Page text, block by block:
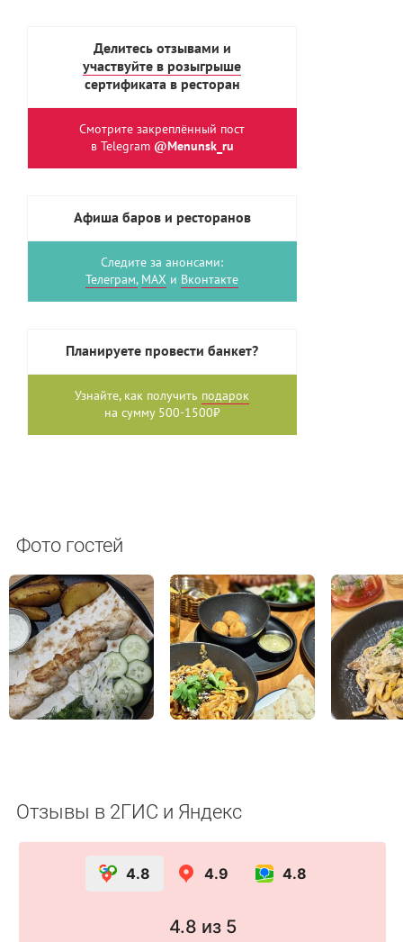
Делитесь отзывами и
участвуйте в розыгрыше
сертификата в ресторан
Смотрите закреплённый пост
в Telegram @Menunsk_ru
Афиша баров и ресторанов
Следите за анонсами:
Телеграм, MAX и Вконтакте
Планируете провести банкет?
Узнайте, как получить подарок
на сумму 500-1500₽
Фото гостей
Отзывы в 2ГИС и Яндекс
4.8 4.9 4.8
4.8 из 5